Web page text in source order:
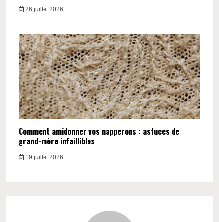
26 juillet 2026
Comment amidonner vos napperons : astuces de
grand-mère infaillibles
19 juillet 2026